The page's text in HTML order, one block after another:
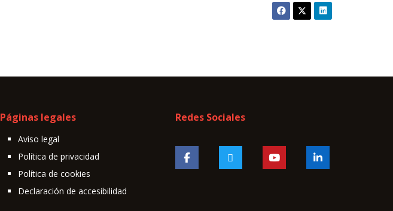
Páginas legales
Aviso legal
Política de privacidad
Política de cookies
Declaración de accesibilidad
Redes Sociales